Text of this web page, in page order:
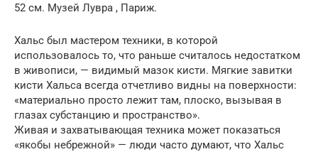
52 см. Музей Лувра , Париж.
Хальс был мастером техники, в которой
использовалось то, что раньше считалось недостатком
в живописи, — видимый мазок кисти. Мягкие завитки
кисти Хальса всегда отчетливо видны на поверхности:
«материально просто лежит там, плоско, вызывая в
глазах субстанцию ​​и пространство».
Живая и захватывающая техника может показаться
«якобы небрежной» — люди часто думают, что Хальс